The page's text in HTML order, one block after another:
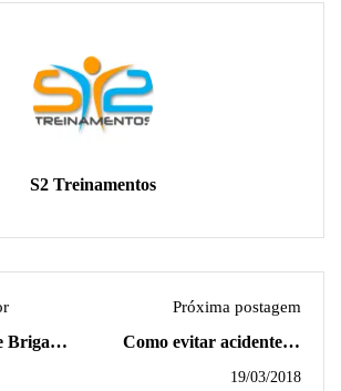
S2 Treinamentos
Brigada
Próxima postagem
Como evitar acidentes e
19/03/2018